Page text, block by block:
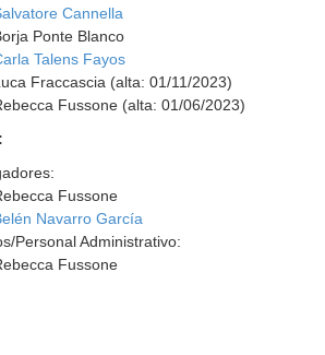
Cannella
Ponte Blanco
Talens Fayos
Fraccascia (alta: 01/11/2023)
Fussone (alta: 01/06/2023)
Fussone
Navarro García
Personal Administrativo:
Fussone